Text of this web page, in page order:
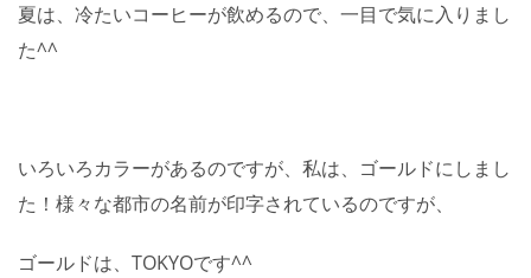
夏は、冷たいコーヒーが飲めるので、一目で気に入りまし
た^^
いろいろカラーがあるのですが、私は、ゴールドにしまし
た！様々な都市の名前が印字されているのですが、
ゴールドは、TOKYOです^^